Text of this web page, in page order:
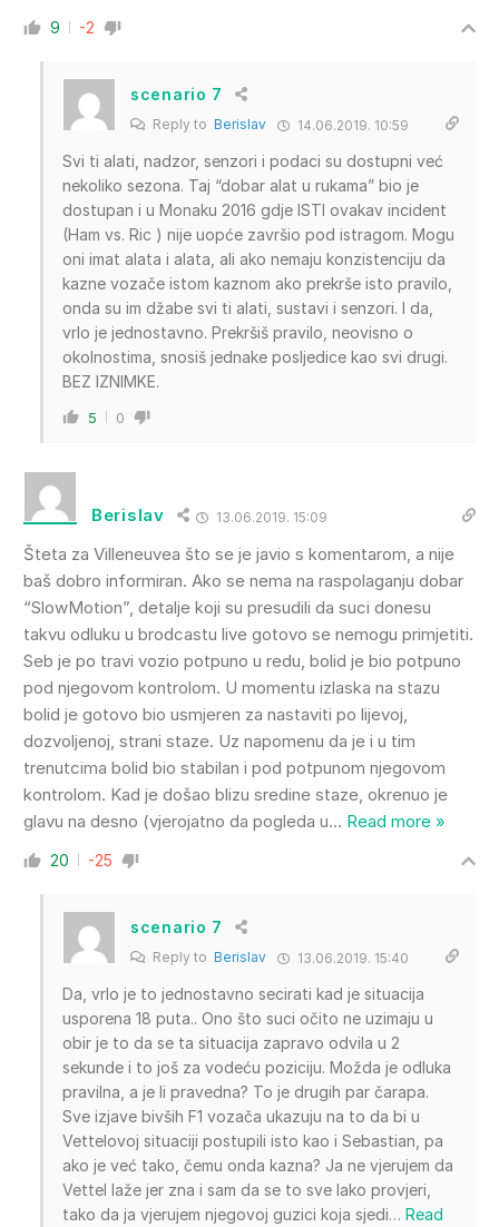
9 -2
scenario 7
Reply to Berislav 14.06.2019. 10:59
Svi ti alati, nadzor, senzori i podaci su dostupni već
nekoliko sezona. Taj “dobar alat u rukama” bio je
dostupan i u Monaku 2016 gdje ISTI ovakav incident
(Ham vs. Ric ) nije uopće završio pod istragom. Mogu
oni imat alata i alata, ali ako nemaju konzistenciju da
kazne vozače istom kaznom ako prekrše isto pravilo,
onda su im džabe svi ti alati, sustavi i senzori. I da,
vrlo je jednostavno. Prekršiš pravilo, neovisno o
okolnostima, snosiš jednake posljedice kao svi drugi.
BEZ IZNIMKE.
5 0
Berislav 13.06.2019. 15:09
Šteta za Villeneuvea što se je javio s komentarom, a nije
baš dobro informiran. Ako se nema na raspolaganju dobar
“SlowMotion”, detalje koji su presudili da suci donesu
takvu odluku u brodcastu live gotovo se nemogu primjetiti.
Seb je po travi vozio potpuno u redu, bolid je bio potpuno
pod njegovom kontrolom. U momentu izlaska na stazu
bolid je gotovo bio usmjeren za nastaviti po lijevoj,
dozvoljenoj, strani staze. Uz napomenu da je i u tim
trenutcima bolid bio stabilan i pod potpunom njegovom
kontrolom. Kad je došao blizu sredine staze, okrenuo je
glavu na desno (vjerojatno da pogleda u… Read more »
20 -25
scenario 7
Reply to Berislav 13.06.2019. 15:40
Da, vrlo je to jednostavno secirati kad je situacija
usporena 18 puta.. Ono što suci očito ne uzimaju u
obir je to da se ta situacija zapravo odvila u 2
sekunde i to još za vodeću poziciju. Možda je odluka
pravilna, a je li pravedna? To je drugih par čarapa.
Sve izjave bivših F1 vozača ukazuju na to da bi u
Vettelovoj situaciji postupili isto kao i Sebastian, pa
ako je već tako, čemu onda kazna? Ja ne vjerujem da
Vettel laže jer zna i sam da se to sve lako provjeri,
tako da ja vjerujem njegovoj guzici koja sjedi… Read